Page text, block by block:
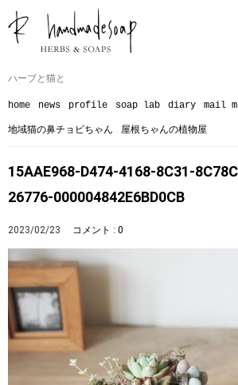
ハーブと猫と
home news profile soap lab diary mail
地域猫の鼻チョビちゃん 屋根ちゃんの植物屋
15AAE968-D474-4168-8C31-
26776-000004842E6BD0CB
2023/02/23 コメント : 0